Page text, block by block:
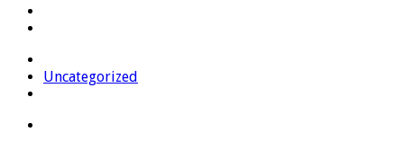
Uncategorized